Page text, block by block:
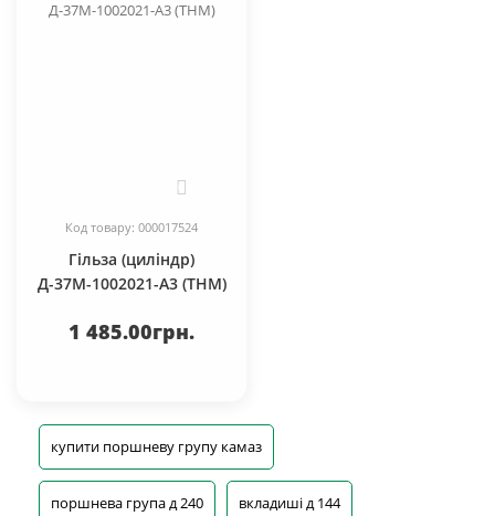
Код товару: 000017524
Гільза (циліндр)
Д-37М-1002021-А3 (ТНМ)
1 485.00грн.
купити поршневу групу камаз
поршнева група д 240 вкладиші д 144